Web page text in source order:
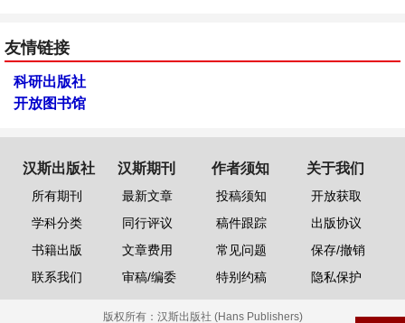
友情链接
科研出版社
开放图书馆
汉斯出版社
所有期刊
学科分类
书籍出版
联系我们
汉斯期刊
最新文章
同行评议
文章费用
审稿/编委
作者须知
投稿须知
稿件跟踪
常见问题
特别约稿
关于我们
开放获取
出版协议
保存/撤销
隐私保护
版权所有： 汉斯出版社 (Hans Publishers)